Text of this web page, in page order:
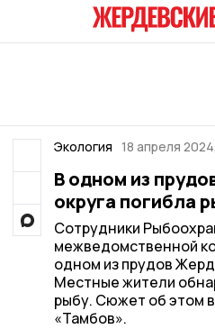
Экология 18 апреля
В одном из
округа погибла
Сотрудники
межведомственной
одном из прудов
Местные жители
рыбу. Сюжет об этом
«Тамбов».